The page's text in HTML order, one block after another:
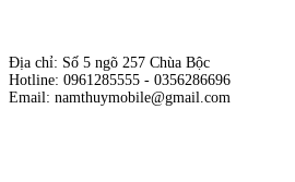
Địa chỉ: Số 5 ngõ 257 Chùa Bộc
Hotline: 0961285555 - 0356286696
Email: namthuymobile@gmail.com